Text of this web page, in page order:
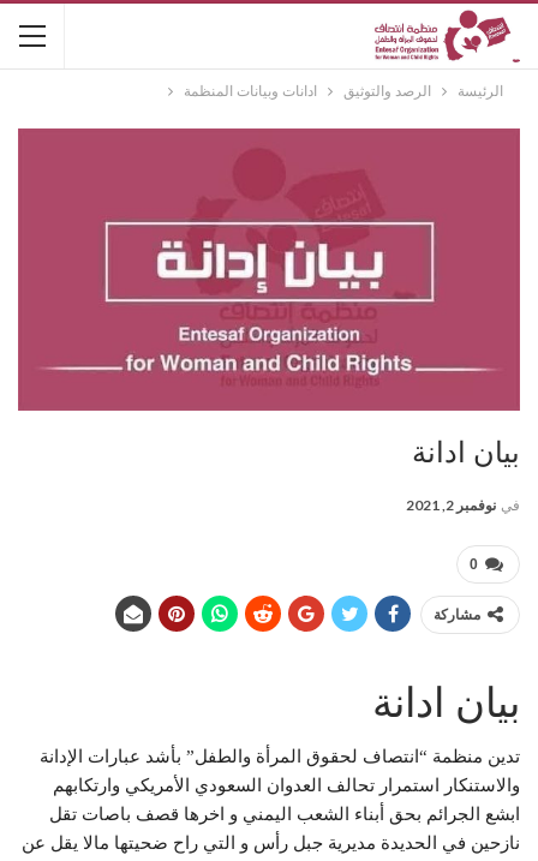
الرئيسة الرصد والتوثيق ادانات وبيانات المنظمة
بيان ادانة
في نوفمبر 2, 2021
0
مشاركة
بيان ادانة
تدين منظمة “انتصاف لحقوق المرأة والطفل” بأشد عبارات الإدانة
والاستنكار استمرار تحالف العدوان السعودي الأمريكي وارتكابهم
ابشع الجرائم بحق أبناء الشعب اليمني و اخرها قصف باصات تقل
نازحين في الحديدة مديرية جبل رأس و التي راح ضحيتها مالا يقل عن